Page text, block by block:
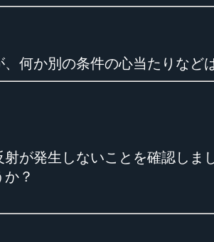
何か別の条件の心当たりなど
が発生しないことを確認しま
？